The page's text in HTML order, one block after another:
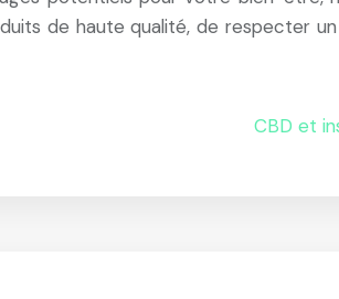
de haute qualité, de respecter
CBD et